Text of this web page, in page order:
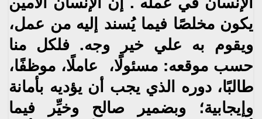
‬يكون مخلصًا فيما‮ ‬يُسند إليه من عمل،‮
‬ويقوم به علي خير وجه‮. ‬فلكل منا
حسب موقعه‮: ‬مسئولًا،‮ ‬ عاملًا،‮ ‬موظفًا،‮
‬طالبًا،‮ ‬دوره الذي‮ ‬يجب أن‮ ‬يؤديه بأمانة
وإيجابية؛ وبضمير صالح وخيِّر فيما